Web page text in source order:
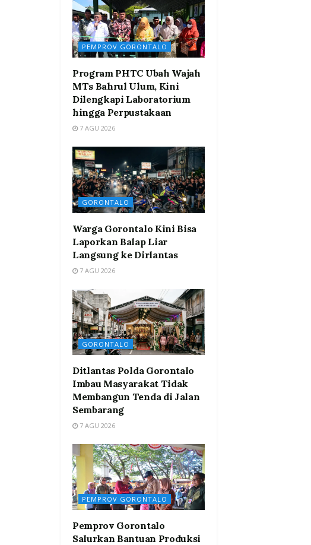
PEMPROV GORONTALO
Program PHTC Ubah Wajah
MTs Bahrul Ulum, Kini
Dilengkapi Laboratorium
hingga Perpustakaan
7 AGU 2026
GORONTALO
Warga Gorontalo Kini Bisa
Laporkan Balap Liar
Langsung ke Dirlantas
7 AGU 2026
GORONTALO
Ditlantas Polda Gorontalo
Imbau Masyarakat Tidak
Membangun Tenda di Jalan
Sembarang
7 AGU 2026
PEMPROV GORONTALO
Pemprov Gorontalo
Salurkan Bantuan Produksi